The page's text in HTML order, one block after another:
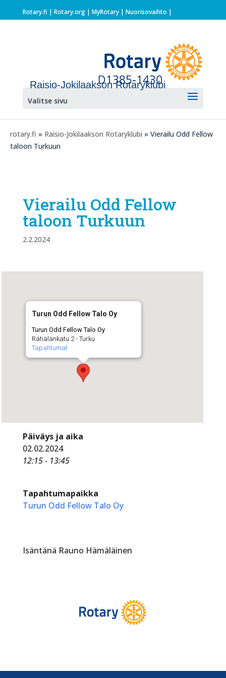
Rotary.fi | Rotary.org| MyRotary | Nuorisovaihto |
Raisio-Jokilaakson Rotaryklubi
Valitse sivu
rotary.fi » Raisio-Jokilaakson Rotaryklubi » Vierailu Odd Fellow
taloon Turkuun
Vierailu Odd Fellow
taloon Turkuun
2.2.2024
Turun Odd Fellow Talo Oy
Turun Odd Fellow Talo Oy
Rätiälänkatu 2 - Turku
Tapahtumat
Päiväys ja aika
02.02.2024
12:15 - 13:45
Tapahtumapaikka
Turun Odd Fellow Talo Oy
Isäntänä Rauno Hämäläinen